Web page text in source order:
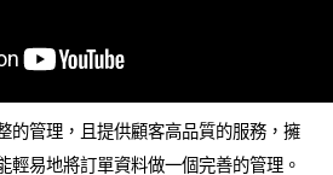
的管理，且提供顧客高品質的服務，擁
輕易地將訂單資料做一個完善的管理。